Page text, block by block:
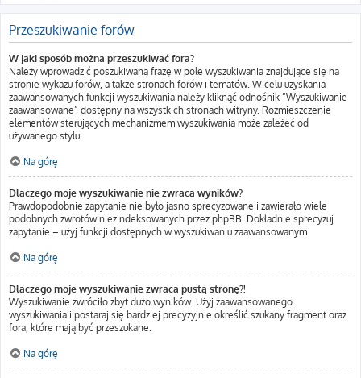
Przeszukiwanie forów
W jaki sposób można przeszukiwać fora?
Należy wprowadzić poszukiwaną frazę w pole wyszukiwania znajdujące się na
stronie wykazu forów, a także stronach forów i tematów. W celu uzyskania
zaawansowanych funkcji wyszukiwania należy kliknąć odnośnik “Wyszukiwanie
zaawansowane” dostępny na wszystkich stronach witryny. Rozmieszczenie
elementów sterujących mechanizmem wyszukiwania może zależeć od
używanego stylu.
Na górę
Dlaczego moje wyszukiwanie nie zwraca wyników?
Prawdopodobnie zapytanie nie było jasno sprecyzowane i zawierało wiele
podobnych zwrotów niezindeksowanych przez phpBB. Dokładnie sprecyzuj
zapytanie – użyj funkcji dostępnych w wyszukiwaniu zaawansowanym.
Na górę
Dlaczego moje wyszukiwanie zwraca pustą stronę?!
Wyszukiwanie zwróciło zbyt dużo wyników. Użyj zaawansowanego
wyszukiwania i postaraj się bardziej precyzyjnie określić szukany fragment oraz
fora, które mają być przeszukane.
Na górę